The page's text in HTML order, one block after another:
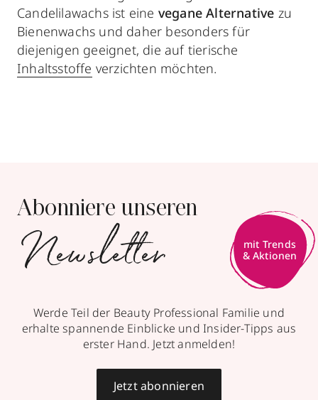
Candelilawachs ist eine vegane Alternative zu
Bienenwachs und daher besonders für
diejenigen geeignet, die auf tierische
Inhaltsstoffe verzichten möchten.
Abonniere unseren
Newsletter
mit Trends
& Aktionen
Werde Teil der Beauty Professional Familie und
erhalte spannende Einblicke und Insider-Tipps aus
erster Hand. Jetzt anmelden!
Jetzt abonnieren